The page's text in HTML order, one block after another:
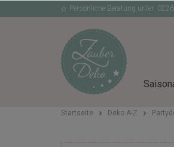
Persönliche Beratung unter:
Startseite Deko A-Z